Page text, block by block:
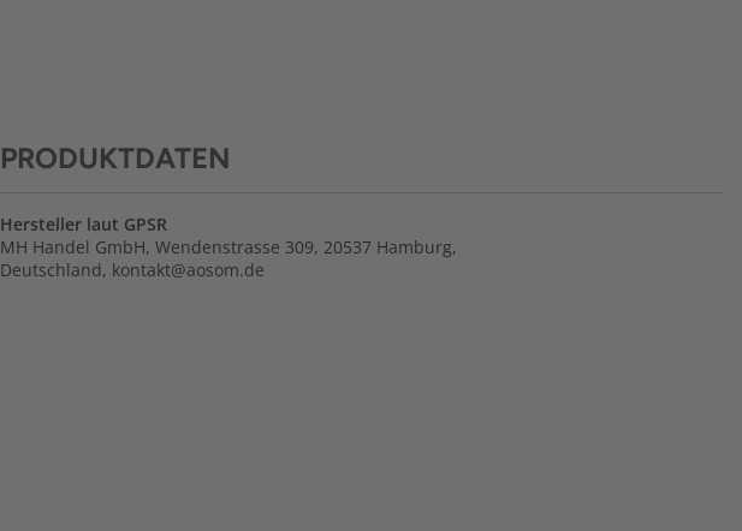
PRODUKTDATEN
Hersteller laut GPSR
MH Handel GmbH, Wendenstrasse 309, 20537 Hamburg,
Deutschland, kontakt@aosom.de